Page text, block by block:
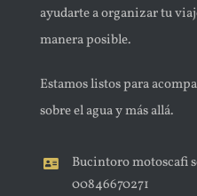
ayudarte a organizar tu
manera posible.
Estamos listos para
sobre el agua y más allá.
Bucintoro motoscafi
00846670271